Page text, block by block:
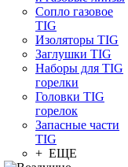
Сопло газовое
TIG
Изоляторы TIG
Заглушки TIG
Наборы для TIG
горелки
Головки TIG
горелок
Запасные части
TIG
+ ЕЩЕ